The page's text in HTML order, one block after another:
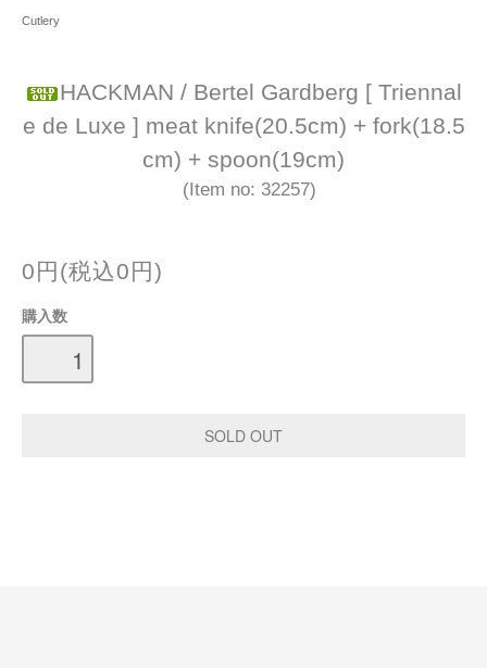
Cutlery
HACKMAN / Bertel Gardberg [ Triennal
e de Luxe ] meat knife(20.5cm) + fork(18.5
cm) + spoon(19cm)
(Item no: 32257)
0円(税込0円)
購入数